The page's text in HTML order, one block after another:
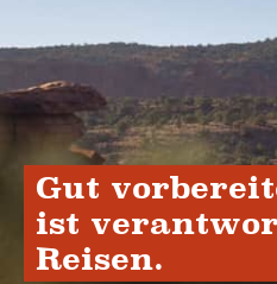
Gut
ist
Reisen.